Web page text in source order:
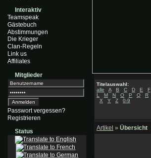
Interaktiv
Teamspeak
Gästebuch
Abstimmungen
Die Krieger
Clan-Regeln
Link us
Affiliates
Mitglieder
Passwort vergessen?
Registrieren
Status
Titelauswahl:
alle
A B C D E F
L
M N O P Q R
X
Y Z 0-9
Artikel » Übersicht